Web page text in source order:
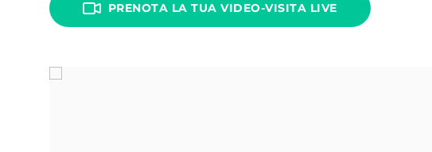
PRENOTA LA TUA VIDEO-VISITA LIVE